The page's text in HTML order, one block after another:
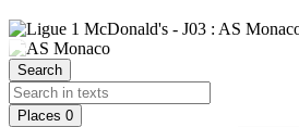
Search
Places 0